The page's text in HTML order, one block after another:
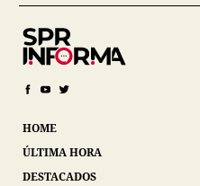
HOME
ÚLTIMA HORA
DESTACADOS